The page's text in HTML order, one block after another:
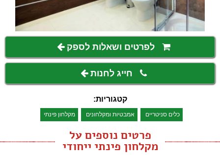
לפרטים ושאלות לספק
חייג לחנות
קטגוריות:
כלים סניטריים אמבטיות ומקלחונים מקלחון פינתי
פרטים נוספים על
מקלחון פינתי ייחודי